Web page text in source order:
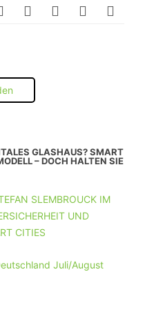
GLASHAUS? SMART
– DOCH HALTEN SIE
SLEMBROUCK IM
UND
CITIES